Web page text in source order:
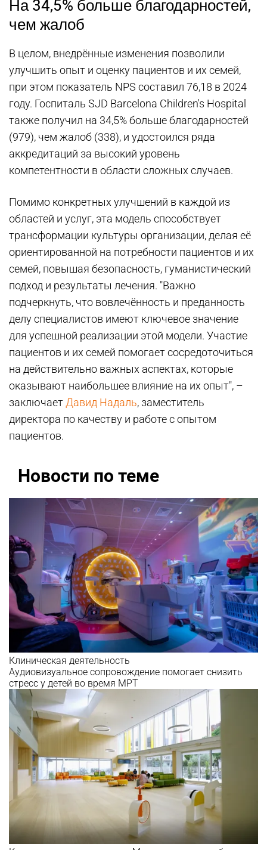
На 34,5% больше благодарностей,
чем жалоб
В целом, внедрённые изменения позволили
улучшить опыт и оценку пациентов и их семей,
при этом показатель NPS составил 76,18 в 2024
году. Госпиталь SJD Barcelona Children's Hospital
также получил на 34,5% больше благодарностей
(979), чем жалоб (338), и удостоился ряда
аккредитаций за высокий уровень
компетентности в области сложных случаев.
Помимо конкретных улучшений в каждой из
областей и услуг, эта модель способствует
трансформации культуры организации, делая её
ориентированной на потребности пациентов и их
семей, повышая безопасность, гуманистический
подход и результаты лечения. "Важно
подчеркнуть, что вовлечённость и преданность
делу специалистов имеют ключевое значение
для успешной реализации этой модели. Участие
пациентов и их семей помогает сосредоточиться
на действительно важных аспектах, которые
оказывают наибольшее влияние на их опыт", –
заключает Давид Надаль, заместитель
директора по качеству и работе с опытом
пациентов.
Новости по теме
Клиническая деятельность
Аудиовизуальное сопровождение помогает снизить
стресс у детей во время МРТ